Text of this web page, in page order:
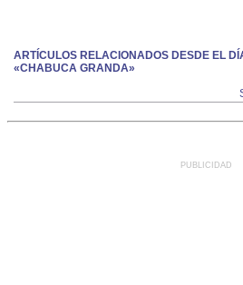
ARTÍCULOS RELACIONADOS DESDE EL
«CHABUCA GRANDA»
PUBLICIDAD